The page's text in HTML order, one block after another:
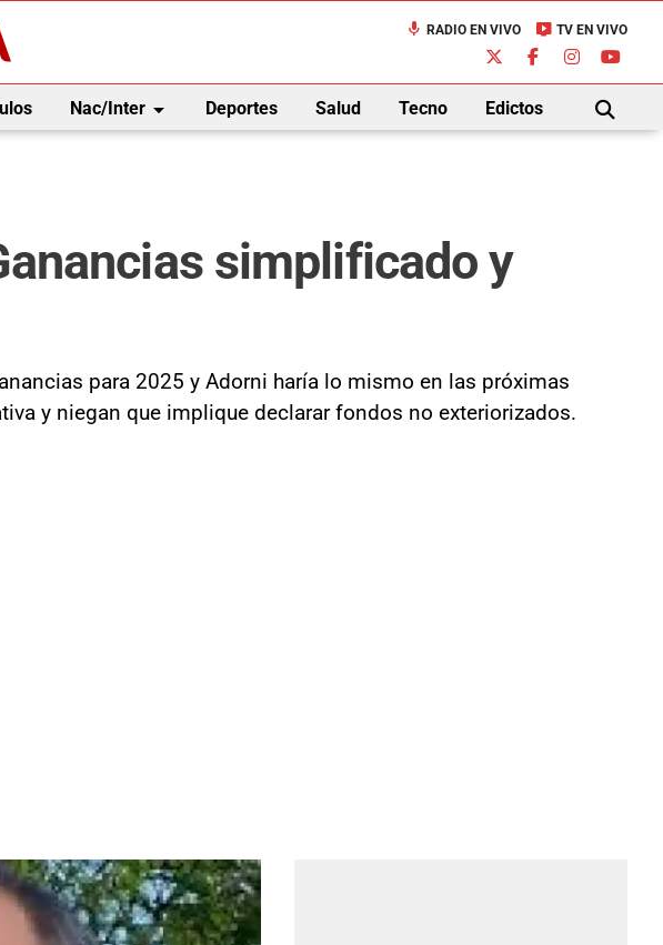
mic RADIO EN VIVO live_tv TV EN VIVO
Nac/Interarrow_drop_down Deportes Salud Tecno Edictos
BUSCAR
simplificado y
para 2025 y Adorni haría lo mismo en las próximas
y niegan que implique declarar fondos no exteriorizados.